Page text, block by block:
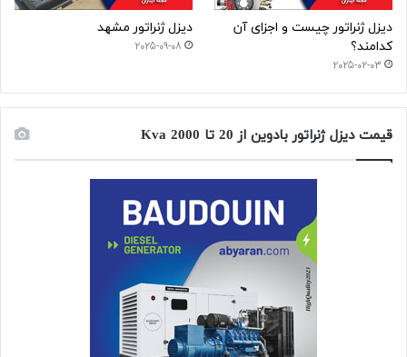
دیزل ژنراتور چیست و اجزای آن
کدامند؟
2025-02-03
دیزل ژنراتور مشهد
2025-09-08
قیمت دیزل ژنراتور بادوین از 20 تا 2000 Kva